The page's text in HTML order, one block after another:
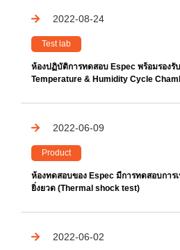
2022-08-24
Test lab
ห้องปฏิบัติการทดสอบ Espec พร้อมรองรั
Temperature & Humidity Cycle
2022-06-09
Product
ห้องทดสอบของ Espec มีการทดสอบกา
ยิ่งยวด (Thermal shock test)
2022-06-02